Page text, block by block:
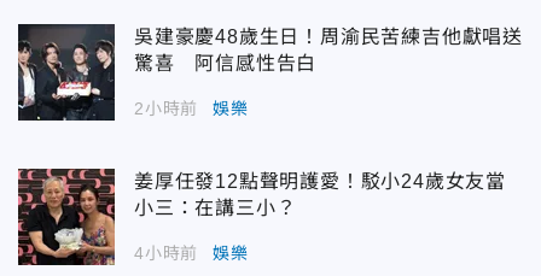
吳建豪慶48歲生日！周渝民苦練吉他獻唱送
驚喜 阿信感性告白
2小時前 娛樂
姜厚任發12點聲明護愛！駁小24歲女友當
小三：在講三小？
4小時前 娛樂